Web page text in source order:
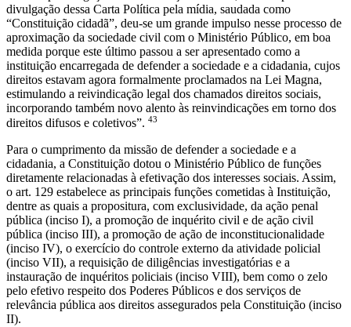
divulgação dessa Carta Política pela mídia, saudada como
“Constituição cidadã”, deu-se um grande impulso nesse processo de
aproximação da sociedade civil com o Ministério Público, em boa
medida porque este último passou a ser apresentado como a
instituição encarregada de defender a sociedade e a cidadania, cujos
direitos estavam agora formalmente proclamados na Lei Magna,
estimulando a reivindicação legal dos chamados direitos sociais,
incorporando também novo alento às reinvindicações em torno dos
direitos difusos e coletivos”. 43
Para o cumprimento da missão de defender a sociedade e a
cidadania, a Constituição dotou o Ministério Público de funções
diretamente relacionadas à efetivação dos interesses sociais. Assim,
o art. 129 estabelece as principais funções cometidas à Instituição,
dentre as quais a propositura, com exclusividade, da ação penal
pública (inciso I), a promoção de inquérito civil e de ação civil
pública (inciso III), a promoção de ação de inconstitucionalidade
(inciso IV), o exercício do controle externo da atividade policial
(inciso VII), a requisição de diligências investigatórias e a
instauração de inquéritos policiais (inciso VIII), bem como o zelo
pelo efetivo respeito dos Poderes Públicos e dos serviços de
relevância pública aos direitos assegurados pela Constituição (inciso
II).